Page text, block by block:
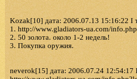
Kozak[10] дата: 2006.07.13 15:16:22 I
1. http://www.gladiators-ua.com/
2. 50 золота. около 1-2 недель!
3. Покупка оружия.
neverok[15] дата: 2006.07.24 12:54:17